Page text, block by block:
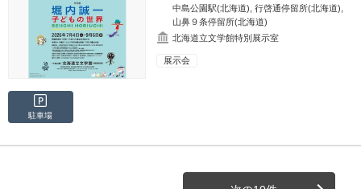
中島公園駅(北海道) ,行啓通停留所(北海道)
山鼻９条停留所(北海道)
北海道立文学館特別展示室
展示会
駐車場